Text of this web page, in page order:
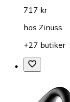
717 kr
hos Zinuss
+27 butiker